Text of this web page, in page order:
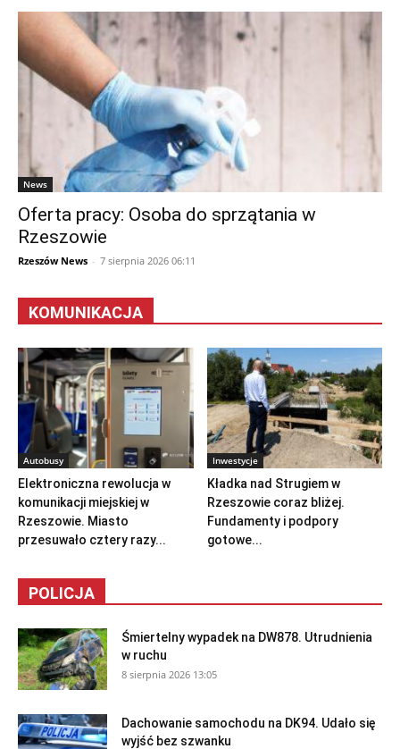
News
Oferta pracy: Osoba do sprzątania w
Rzeszowie
Rzeszów News - 7 sierpnia 2026 06:11
KOMUNIKACJA
Autobusy
Elektroniczna rewolucja w
komunikacji miejskiej w
Rzeszowie. Miasto
przesuwało cztery razy...
Inwestycje
Kładka nad Strugiem w
Rzeszowie coraz bliżej.
Fundamenty i podpory
gotowe...
POLICJA
Śmiertelny wypadek na DW878. Utrudnienia
w ruchu
8 sierpnia 2026 13:05
Dachowanie samochodu na DK94. Udało się
wyjść bez szwanku